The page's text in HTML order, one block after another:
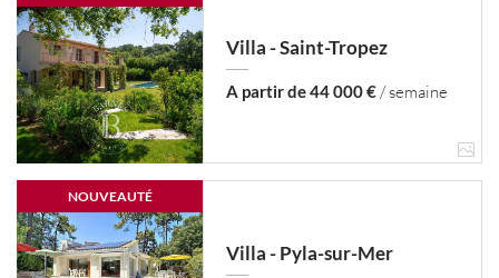
Villa - Saint-Tropez
A partir de 44 000 €/ semaine
NOUVEAUTÉ
Villa - Pyla-sur-Mer